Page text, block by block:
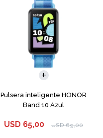
Pulsera inteligente HONOR
Band 10 Azul
USD 65,00 USD 69,00